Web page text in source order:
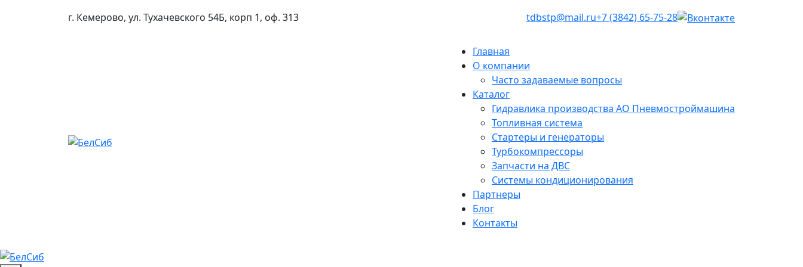
г. Кемерово, ул. Тухачевского 54Б, корп 1, оф. 313 tdbstp@mail.ru+7 (3842) 65-75-28
Главная
О компании
Часто задаваемые вопросы
Каталог
Гидравлика производства АО Пневмостроймашина
Топливная система
Стартеры и генераторы
Турбокомпрессоры
Запчасти на ДВС
Системы кондиционирования
Партнеры
Блог
Контакты